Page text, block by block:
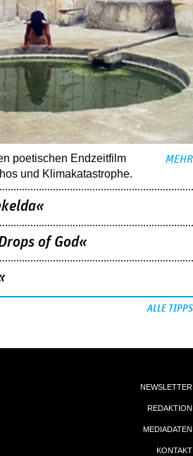
poetischen Endzeitfilm
und Klimakatastrophe.
MEHR
of God«
ALLE TIPPS
NEWSLETTER
REDAKTION
MEDIADATEN
KONTAKT